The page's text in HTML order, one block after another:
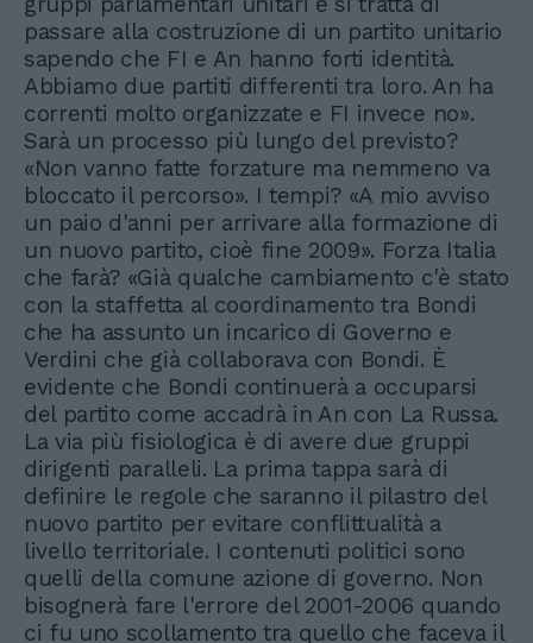
passare alla costruzione di un partito unitario
sapendo che FI e An hanno forti identità.
Abbiamo due partiti differenti tra loro. An ha
correnti molto organizzate e FI invece no».
Sarà un processo più lungo del previsto?
«Non vanno fatte forzature ma nemmeno va
bloccato il percorso». I tempi? «A mio avviso
un paio d'anni per arrivare alla formazione di
un nuovo partito, cioè fine 2009». Forza Italia
che farà? «Già qualche cambiamento c'è stato
con la staffetta al coordinamento tra Bondi
che ha assunto un incarico di Governo e
Verdini che già collaborava con Bondi. È
evidente che Bondi continuerà a occuparsi
del partito come accadrà in An con La Russa.
La via più fisiologica è di avere due gruppi
dirigenti paralleli. La prima tappa sarà di
definire le regole che saranno il pilastro del
nuovo partito per evitare conflittualità a
livello territoriale. I contenuti politici sono
quelli della comune azione di governo. Non
bisognerà fare l'errore del 2001-2006 quando
ci fu uno scollamento tra quello che faceva il